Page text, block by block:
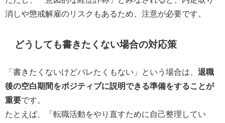
消しや懲戒解雇のリスクもあるため、注意が必要です。
どうしても書きたくない場合の対応策
「書きたくないけどバレたくもない」という場合は、 退職
後の空白期間をポジティブに説明できる準備をすることが
重要です。
たとえば、「転職活動をやり直すために自己整理してい